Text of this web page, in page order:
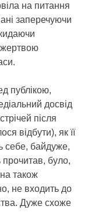
на питання
заперечуючи
жертвою
публікою,
досвід
після
відбути), як її
себе, байдуже,
прочитав, було,
також
не входить до
Дуже схоже